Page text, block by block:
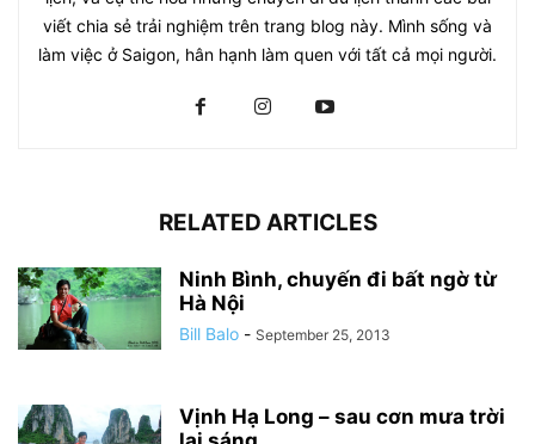
viết chia sẻ trải nghiệm trên trang blog này. Mình sống và
làm việc ở Saigon, hân hạnh làm quen với tất cả mọi người.
RELATED ARTICLES
Ninh Bình, chuyến đi bất ngờ từ
Hà Nội
Bill Balo - September 25, 2013
Vịnh Hạ Long – sau cơn mưa trời